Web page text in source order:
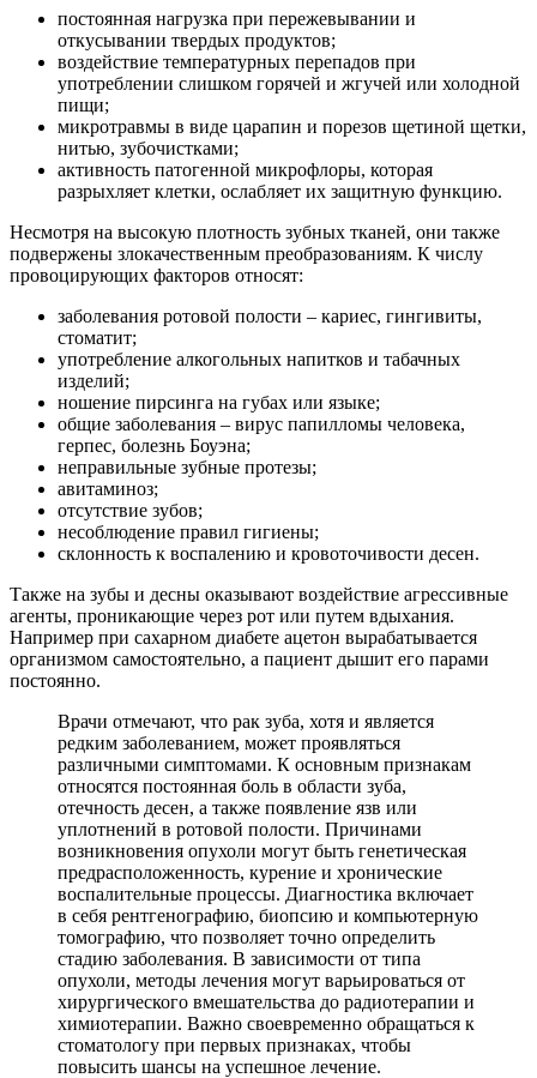
постоянная нагрузка при пережевывании и
откусывании твердых продуктов;
воздействие температурных перепадов при
употреблении слишком горячей и жгучей или холодной
пищи;
микротравмы в виде царапин и порезов щетиной щетки,
нитью, зубочистками;
активность патогенной микрофлоры, которая
разрыхляет клетки, ослабляет их защитную функцию.
Несмотря на высокую плотность зубных тканей, они также
подвержены злокачественным преобразованиям. К числу
провоцирующих факторов относят:
заболевания ротовой полости – кариес, гингивиты,
стоматит;
употребление алкогольных напитков и табачных
изделий;
ношение пирсинга на губах или языке;
общие заболевания – вирус папилломы человека,
герпес, болезнь Боуэна;
неправильные зубные протезы;
авитаминоз;
отсутствие зубов;
несоблюдение правил гигиены;
склонность к воспалению и кровоточивости десен.
Также на зубы и десны оказывают воздействие агрессивные
агенты, проникающие через рот или путем вдыхания.
Например при сахарном диабете ацетон вырабатывается
организмом самостоятельно, а пациент дышит его парами
постоянно.
Врачи отмечают, что рак зуба, хотя и является
редким заболеванием, может проявляться
различными симптомами. К основным признакам
относятся постоянная боль в области зуба,
отечность десен, а также появление язв или
уплотнений в ротовой полости. Причинами
возникновения опухоли могут быть генетическая
предрасположенность, курение и хронические
воспалительные процессы. Диагностика включает
в себя рентгенографию, биопсию и компьютерную
томографию, что позволяет точно определить
стадию заболевания. В зависимости от типа
опухоли, методы лечения могут варьироваться от
хирургического вмешательства до радиотерапии и
химиотерапии. Важно своевременно обращаться к
стоматологу при первых признаках, чтобы
повысить шансы на успешное лечение.